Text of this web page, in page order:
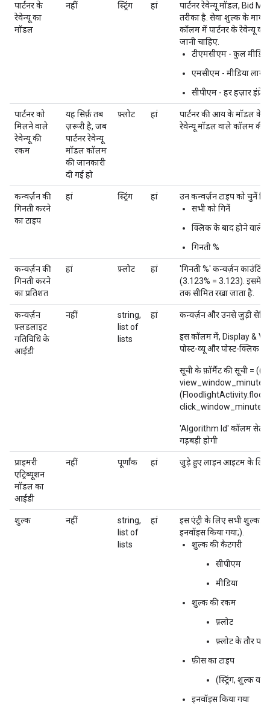
पार्टनर के
रेवेन्यू का
मॉडल
नहीं स्ट्रिंग हां
पार्टनर रेवेन्यू मॉडल, Bid
तरीका है. सेवा शुल्क के
कॉलम में पार्टनर के रेवेन्यू का
जानी चाहिए.
टीएमसीएम - कुल
एमसीएम - मीडिया
सीपीएम - हर हज़ार
पार्टनर को
मिलने वाले
रेवेन्यू की
रकम
यह सिर्फ़ तब
ज़रूरी है, जब
पार्टनर रेवेन्यू
मॉडल कॉलम
की जानकारी
दी गई हो
फ़्लोट हां
पार्टनर की आय के मॉडल के
रेवेन्यू मॉडल वाले कॉलम की
कन्वर्ज़न की
गिनती करने
का टाइप
हां स्ट्रिंग हां
उन कन्वर्ज़न टाइप को चुनें
सभी को गिनें
क्लिक के बाद होने वाले
गिनती %
कन्वर्ज़न की
गिनती करने
का प्रतिशत
हां फ़्लोट हां
'गिनती %' कन्वर्ज़न काउंटिंग
(3.123% = 3.123). इसमें
तक सीमित रखा जाता है.
कन्वर्ज़न
फ़्लडलाइट
गतिविधि के
आईडी
नहीं
string,
list of
lists
हां कन्वर्ज़न और उनसे जुड़ी
इस कॉलम में, Display &
पोस्ट-व्यू और पोस्ट-क्लिक
सूची के फ़ॉर्मैट की सूची =
'Algorithm Id' कॉलम सेट
गड़बड़ी होगी
प्राइमरी
एट्रिब्यूशन
मॉडल का
आईडी
नहीं पूर्णांक हां जुड़े हुए लाइन आइटम के लिए
शुल्क नहीं
string,
list of
lists
हां
इस एंट्री के लिए सभी शुल्क.
इनवॉइस किया गया;).
शुल्क की कैटगरी
सीपीएम
मीडिया
शुल्क की रकम
फ़्लोट
फ़्लोट के तौर पर
फ़ीस का टाइप
(स्ट्रिंग, शुल्क
इनवॉइस किया गया